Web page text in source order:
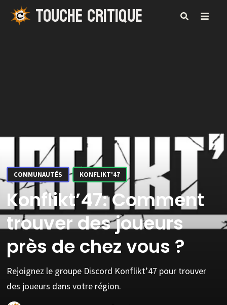
Passer
TOUCHE CRITIQUE
COMMUNAUTÉS KONFLIKT'47
Konflikt’47: Comment
trouver des joueurs
près de chez vous ?
Rejoignez le groupe Discord Konflikt’47 pour trouver
des joueurs dans votre région.